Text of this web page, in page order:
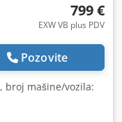
799 €
EXW VB plus PDV
Pozovite
, broj mašine/vozila: